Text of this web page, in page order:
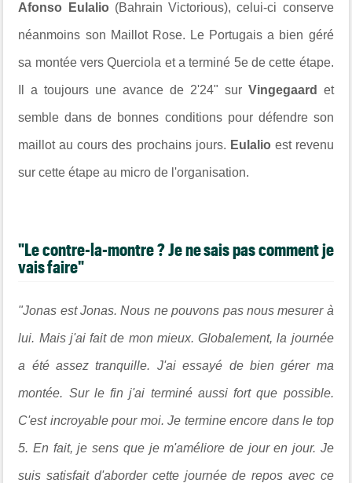
Afonso Eulalio (Bahrain Victorious), celui-ci conserve
néanmoins son Maillot Rose. Le Portugais a bien géré
sa montée versQuerciola et a terminé 5e de cette étape.
Il a toujours une avance de 2'24" sur Vingegaard et
semble dans de bonnes conditions pour défendre son
maillot au cours des prochains jours. Eulalio est revenu
sur cette étape au micro de l'organisation.
"Le contre-la-montre ? Je ne sais pas comment je
vais faire"
"Jonas est Jonas. Nous ne pouvons pas nous mesurer à
lui. Mais j'ai fait de mon mieux. Globalement, la journée
a été assez tranquille. J'ai essayé de bien gérer ma
montée. Sur le fin j'ai terminé aussi fort que possible.
C'est incroyable pour moi. Je termine encore dans le top
5. En fait, je sens que je m'améliore de jour en jour. Je
suis satisfait d'aborder cette journée de repos avec ce